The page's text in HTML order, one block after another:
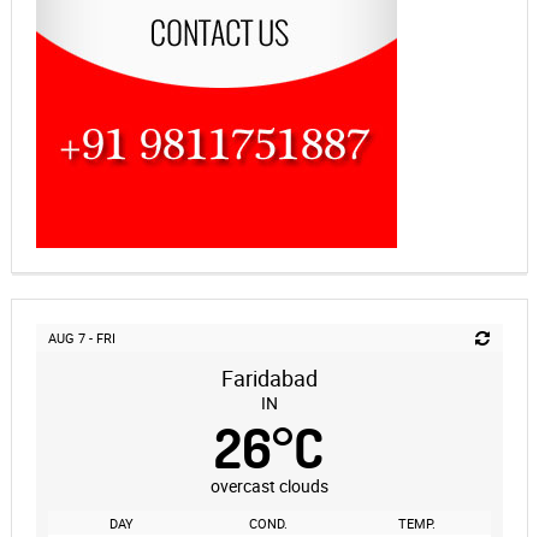
AUG 7 - FRI
Faridabad
IN
26°C
overcast clouds
DAY COND. TEMP.